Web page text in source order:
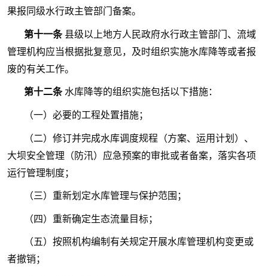
果报同级水行政主管部门备案。
第十一条县级以上地方人民政府水行政主管部门、流域
管理机构应当根据批复意见，及时组织实施水库降等或者报
废的有关工作。
第十二条水库降等的组织实施包括以下措施：
（一）必要的工程处置措施；
（二）修订并完成水库调度规程（方案、运用计划）、
大坝安全管理（防汛）应急预案的审批或者备案，落实各项
运行管理制度；
（三）重新划定水库管理与保护范围；
（四）重新确定生态流量目标；
（五）按照机构编制有关规定开展水库管理机构变更或
者撤销；